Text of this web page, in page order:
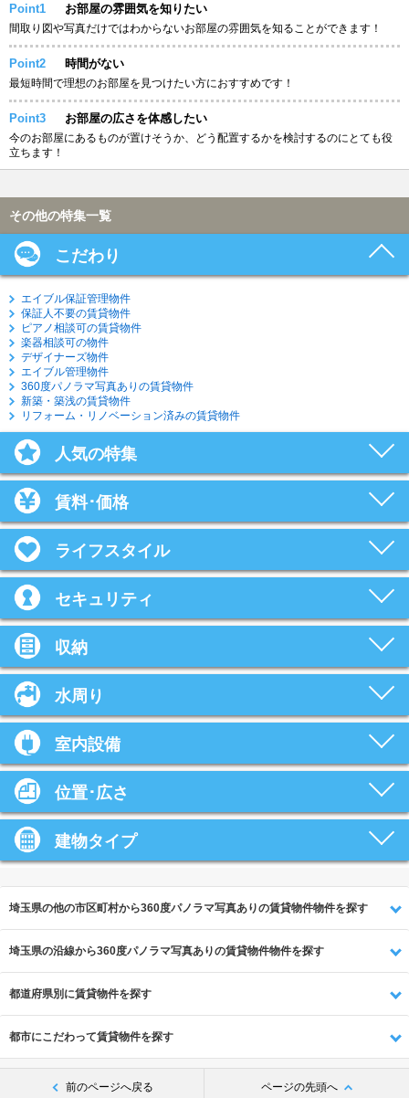
Point1 お部屋の雰囲気を知りたい
間取り図や写真だけではわからないお部屋の雰囲気を知ることができます！
Point2 時間がない
最短時間で理想のお部屋を見つけたい方におすすめです！
Point3 お部屋の広さを体感したい
今のお部屋にあるものが置けそうか、どう配置するかを検討するのにとても役
立ちます！
その他の特集一覧
こだわり
エイブル保証管理物件
保証人不要の賃貸物件
ピアノ相談可の賃貸物件
楽器相談可の物件
デザイナーズ物件
エイブル管理物件
360度パノラマ写真ありの賃貸物件
新築・築浅の賃貸物件
リフォーム・リノベーション済みの賃貸物件
人気の特集
賃料･価格
ライフスタイル
セキュリティ
収納
水周り
室内設備
位置･広さ
建物タイプ
埼玉県の他の市区町村から360度パノラマ写真ありの賃貸物件物件を探す
埼玉県の沿線から360度パノラマ写真ありの賃貸物件物件を探す
都道府県別に賃貸物件を探す
都市にこだわって賃貸物件を探す
前のページへ戻る ページの先頭へ